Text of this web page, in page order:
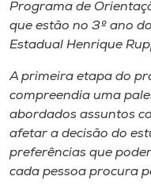
Unoesc
Store
Selecione
Programa de
que estão no 3º ano
Estadual Henrique
A primeira etapa do
compreendia uma
abordados assuntos
afetar a decisão do
preferências que
cada pessoa procura